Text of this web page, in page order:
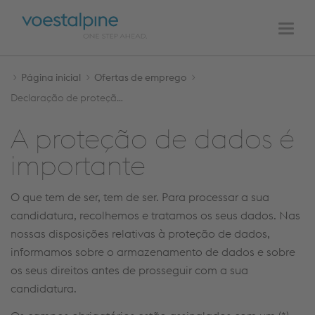
Para
Para
NAVEGAÇÃO
PRINCIPAL
Página inicial
Ofertas de emprego
Declaração de proteção dos dados
A proteção de dados é
importante
O que tem de ser, tem de ser. Para processar a sua
candidatura, recolhemos e tratamos os seus dados. Nas
nossas disposições relativas à proteção de dados,
informamos sobre o armazenamento de dados e sobre
os seus direitos antes de prosseguir com a sua
candidatura.